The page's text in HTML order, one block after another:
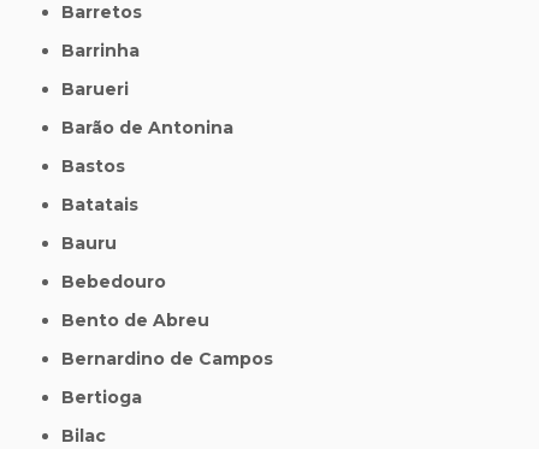
Barretos
Barrinha
Barueri
Barão de Antonina
Bastos
Batatais
Bauru
Bebedouro
Bento de Abreu
Bernardino de Campos
Bertioga
Bilac